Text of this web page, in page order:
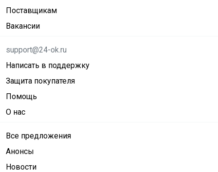
Поставщикам
Вакансии
support@24-ok.ru
Написать в поддержку
Защита покупателя
Помощь
О нас
Все предложения
Анонсы
Новости